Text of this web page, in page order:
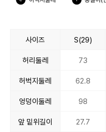
사이즈 S(29)
허리둘레 73
허벅지둘레 62.8
엉덩이둘레 98
앞 밑위길이 27.7